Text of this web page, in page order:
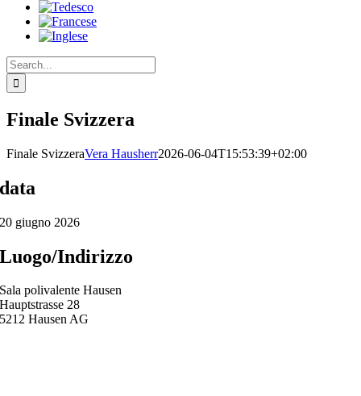
Search
for:
Finale Svizzera
Finale SvizzeraVera Hausherr2026-06-04T15:53:39+02:00
data
20 giugno 2026
Luogo/Indirizzo
Sala polivalente Hausen
Hauptstrasse 28
5212 Hausen AG